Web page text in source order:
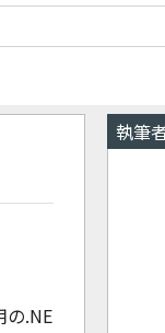
の.NE
執筆